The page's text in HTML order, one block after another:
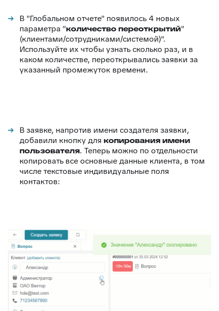
В "Глобальном отчете" появилось 4 новых
параметра "количество переоткрытий"
(клиентами/сотрудниками/системой)".
Используйте их чтобы узнать сколько раз, и в
каком количестве, переоткрывались заявки за
указанный промежуток времени.
В заявке, напротив имени создателя заявки,
добавили кнопку для копирования имени
пользователя. Теперь можно по отдельности
копировать все основные данные клиента, в том
числе текстовые индивидуальные поля
контактов: